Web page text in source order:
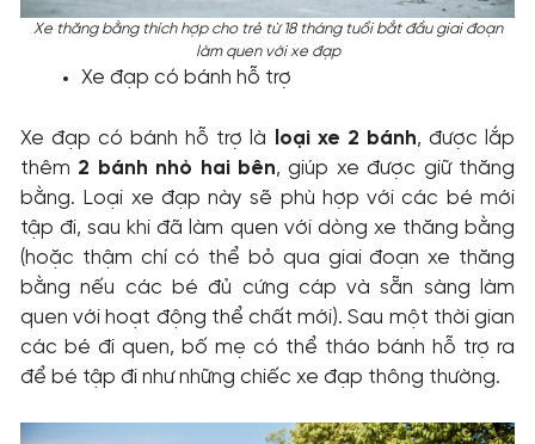
Xe thăng bằng thích hợp cho trẻ từ 18 tháng tuổi bắt đầu giai đoạn
làm quen với xe đạp
Xe đạp có bánh hỗ trợ
Xe đạp có bánh hỗ trợ là loại xe 2 bánh, được lắp
thêm 2 bánh nhỏ hai bên, giúp xe được giữ thăng
bằng. Loại xe đạp này sẽ phù hợp với các bé mới
tập đi, sau khi đã làm quen với dòng xe thăng bằng
(hoặc thậm chí có thể bỏ qua giai đoạn xe thăng
bằng nếu các bé đủ cứng cáp và sẵn sàng làm
quen với hoạt động thể chất mới). Sau một thời gian
các bé đi quen, bố mẹ có thể tháo bánh hỗ trợ ra
để bé tập đi như những chiếc xe đạp thông thường.